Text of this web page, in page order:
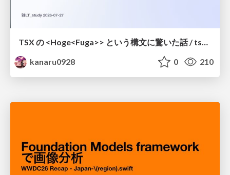
TSX の <Hoge<Fuga>> という構文に驚いた話 / tsx-type-argument-syntax
kanaru0928
0 210